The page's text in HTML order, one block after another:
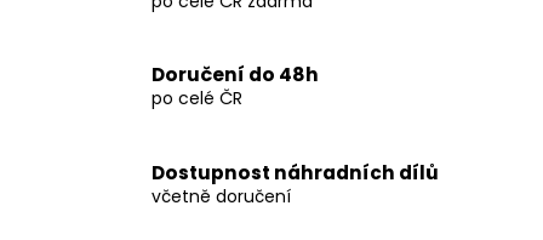
Doručení do 48h
po celé ČR
Dostupnost náhradních dílů
včetně doručení